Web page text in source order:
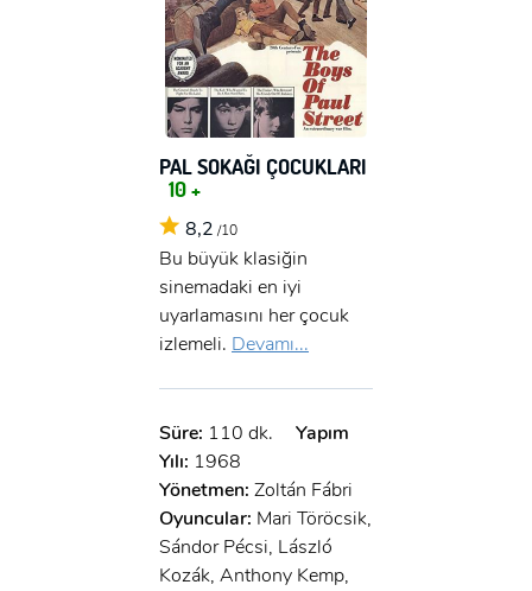
PAL SOKAĞI ÇOCUKLARI
10 +
8,2 /10
Bu büyük klasiğin
sinemadaki en iyi
uyarlamasını her çocuk
izlemeli. Devamı...
Süre: 110 dk.
Yapım
Yılı: 1968
Yönetmen: Zoltán Fábri
Oyuncular: Mari Töröcsik,
Sándor Pécsi, László
Kozák, Anthony Kemp,